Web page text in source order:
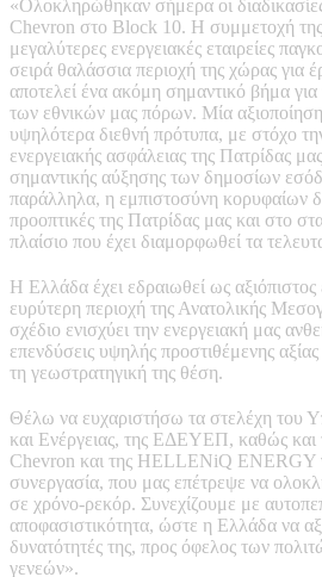
«Ολοκληρώθηκαν σήμερα οι
Chevron στο Block 10. Η συμμετοχή της
μεγαλύτερες ενεργειακές εταιρείες
σειρά θαλάσσια περιοχή της χώρας για
αποτελεί ένα ακόμη σημαντικό βήμα
των εθνικών μας πόρων. Μία
υψηλότερα διεθνή πρότυπα, με στόχο
ενεργειακής ασφάλειας της Πατρίδας
σημαντικής αύξησης των δημοσίων
παράλληλα, η εμπιστοσύνη κορυφαίων
προοπτικές της Πατρίδας μας και στο
πλαίσιο που έχει διαμορφωθεί τα
Η Ελλάδα έχει εδραιωθεί ως αξιόπιστος
ευρύτερη περιοχή της Ανατολικής
σχέδιο ενισχύει την ενεργειακή μας
επενδύσεις υψηλής προστιθέμενης
τη γεωστρατηγική της θέση.
Θέλω να ευχαριστήσω τα στελέχη του
και Ενέργειας, της ΕΔΕΥΕΠ, καθώς και
Chevron και της HELLENiQ ENERGY
συνεργασία, που μας επέτρεψε να
σε χρόνο-ρεκόρ. Συνεχίζουμε με
αποφασιστικότητα, ώστε η Ελλάδα να
δυνατότητές της, προς όφελος των
γενεών».